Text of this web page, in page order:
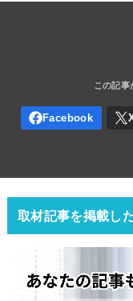
取材記事を掲載し